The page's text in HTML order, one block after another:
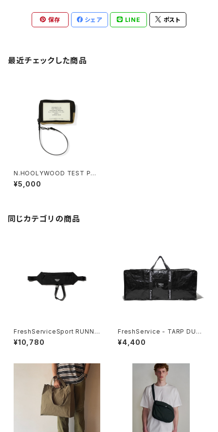
保存 シェア LINE ポスト
最近チェックした商品
N.HOOLYWOOD TEST PRO
DUCT EXCHANGE SERVICE
9261-AC08 / POUCH (SMA
¥5,000
同じカテゴリの商品
FreshServiceSport RUNNI
NG SLING BAG
¥10,780
FreshService - TARP DUFF
LE BAG
¥4,400